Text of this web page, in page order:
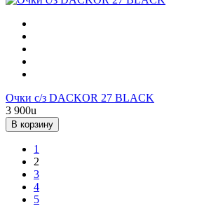
Очки с/з DACKOR 27 BLACK
3 900u
В корзину
1
2
3
4
5